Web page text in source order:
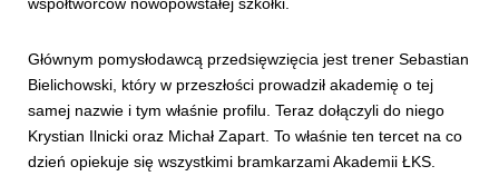
współtwórców nowopowstałej szkółki.
Głównym pomysłodawcą przedsięwzięcia jest trener Sebastian
Bielichowski, który w przeszłości prowadził akademię o tej
samej nazwie i tym właśnie profilu. Teraz dołączyli do niego
Krystian Ilnicki oraz Michał Zapart. To właśnie ten tercet na co
dzień opiekuje się wszystkimi bramkarzami Akademii ŁKS.